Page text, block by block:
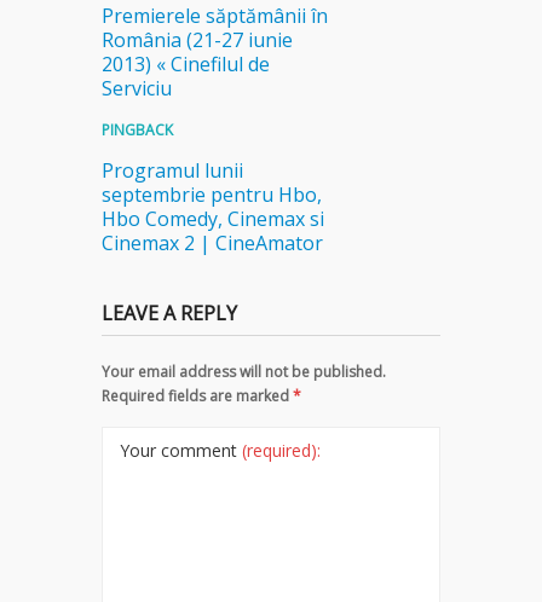
Premierele săptămânii în
România (21-27 iunie
2013) « Cinefilul de
Serviciu
PINGBACK
Programul lunii
septembrie pentru Hbo,
Hbo Comedy, Cinemax si
Cinemax 2 | CineAmator
LEAVE A REPLY
Your email address will not be published.
Required fields are marked*
Your comment (required):